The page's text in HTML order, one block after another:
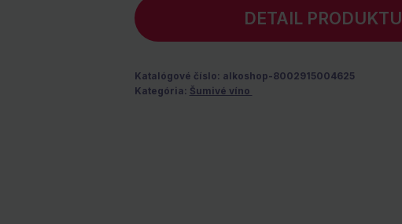
DETAIL PRODUKTU
Katalógové číslo: alkoshop-8002915004625
Kategória: Šumivé víno